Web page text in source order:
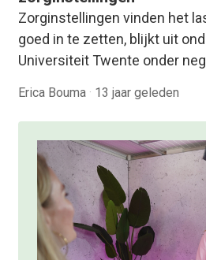
Zorginstellingen vinden het
goed in te zetten, blijkt uit
Universiteit Twente onder
Erica Bouma · 13 jaar geleden